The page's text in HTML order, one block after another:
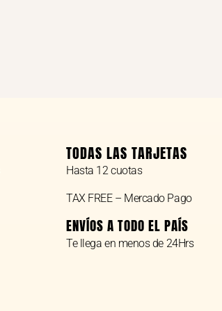
TODAS LAS TARJETAS
Hasta 12 cuotas
TAX FREE – Mercado Pago
ENVÍOS A TODO EL PAÍS
Te llega en menos de 24Hrs